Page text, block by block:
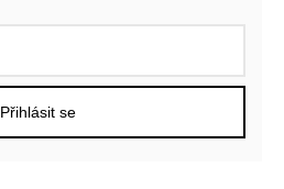
Přihlásit se